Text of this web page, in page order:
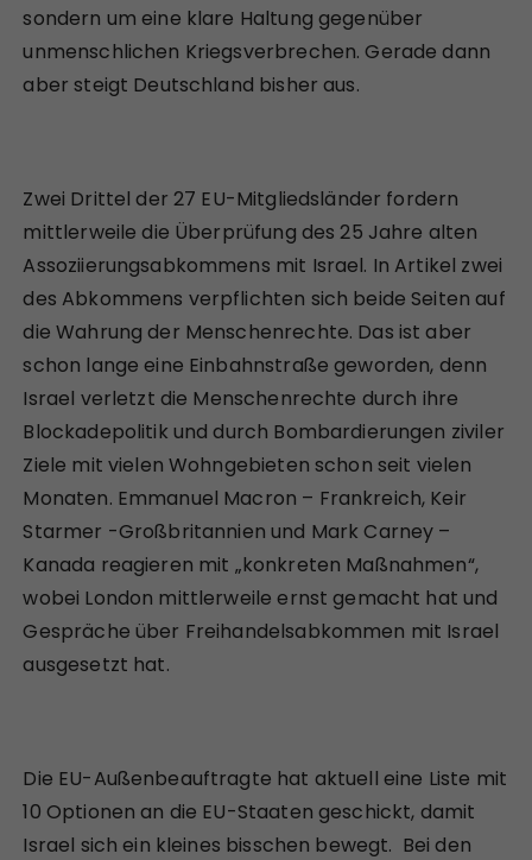
sondern um eine klare Haltung gegenüber
unmenschlichen Kriegsverbrechen. Gerade dann
aber steigt Deutschland bisher aus.
Zwei Drittel der 27 EU-Mitgliedsländer fordern
mittlerweile die Überprüfung des 25 Jahre alten
Assoziierungsabkommens mit Israel. In Artikel zwei
des Abkommens verpflichten sich beide Seiten auf
die Wahrung der Menschenrechte. Das ist aber
schon lange eine Einbahnstraße geworden, denn
Israel verletzt die Menschenrechte durch ihre
Blockadepolitik und durch Bombardierungen ziviler
Ziele mit vielen Wohngebieten schon seit vielen
Monaten. Emmanuel Macron – Frankreich, Keir
Starmer -Großbritannien und Mark Carney –
Kanada reagieren mit „konkreten Maßnahmen“,
wobei London mittlerweile ernst gemacht hat und
Gespräche über Freihandelsabkommen mit Israel
ausgesetzt hat.
Die EU-Außenbeauftragte hat aktuell eine Liste mit
10 Optionen an die EU-Staaten geschickt, damit
Israel sich ein kleines bisschen bewegt. Bei den